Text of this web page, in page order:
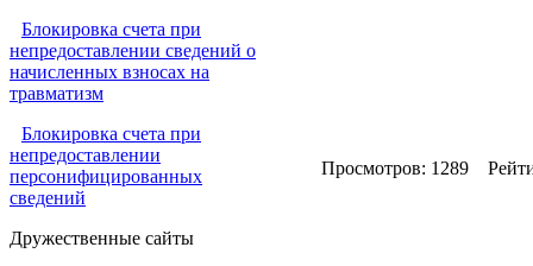
Блокировка счета при
непредоставлении сведений о
начисленных взносах на
травматизм
Блокировка счета при
непредоставлении
персонифицированных
сведений
Дружественные сайты
Просмотров: 1289